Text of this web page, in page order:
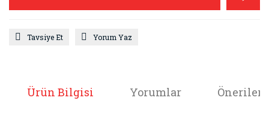
Tavsiye Et Yorum Yaz
Ürün Bilgisi Yorumlar